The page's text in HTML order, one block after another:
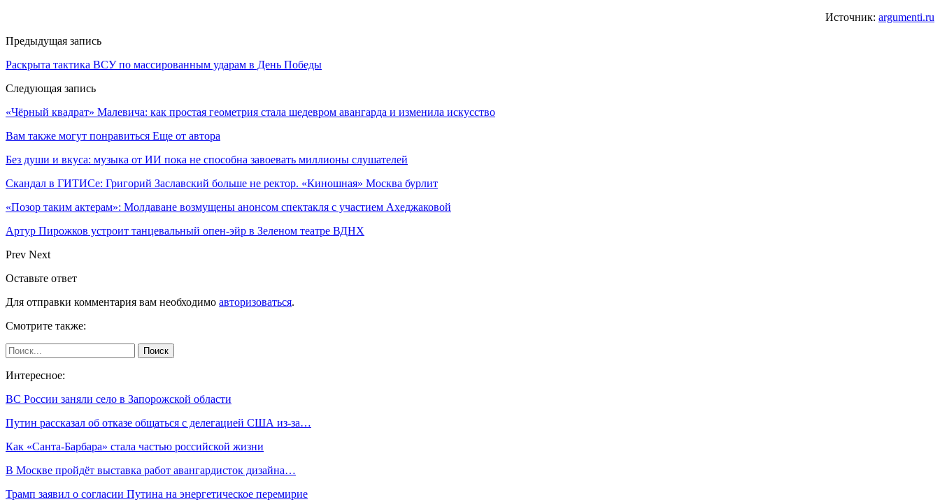
Источник: argumenti.ru
Предыдущая запись
Раскрыта тактика ВСУ по массированным ударам в День Победы
Следующая запись
«Чёрный квадрат» Малевича: как простая геометрия стала шедевром авангарда и изменила искусство
Вам также могут понравиться Еще от автора
Без души и вкуса: музыка от ИИ пока не способна завоевать миллионы слушателей
Скандал в ГИТИСе: Григорий Заславский больше не ректор. «Киношная» Москва бурлит
«Позор таким актерам»: Молдаване возмущены анонсом спектакля с участием Ахеджаковой
Артур Пирожков устроит танцевальный опен-эйр в Зеленом театре ВДНХ
Prev Next
Оставьте ответ
Для отправки комментария вам необходимо авторизоваться.
Смотрите также:
Интересное:
ВС России заняли село в Запорожской области
Путин рассказал об отказе общаться с делегацией США из-за…
Как «Санта-Барбара» стала частью российской жизни
В Москве пройдёт выставка работ авангардисток дизайна…
Трамп заявил о согласии Путина на энергетическое перемирие